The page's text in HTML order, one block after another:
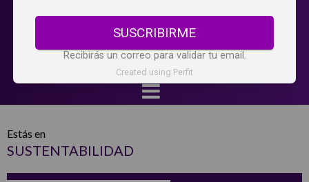
Estás en
SUSTENTABILIDAD
SUSCRIBIRME
Recibirás un correo para validar tu email.
Created using Perfit